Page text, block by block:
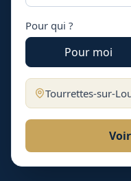
Pour qui ?
Pour moi
Tourrettes-sur-